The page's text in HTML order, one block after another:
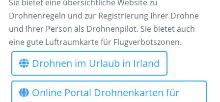
Sie bietet eine übersichtliche Website zu
Drohnenregeln und zur Registrierung Ihrer Drohne
und Ihrer Person als Drohnenpilot. Sie bietet auch
eine gute Luftraumkarte für Flugverbotszonen.
Drohnen im Urlaub in Irland
Online Portal Drohnenkarten für